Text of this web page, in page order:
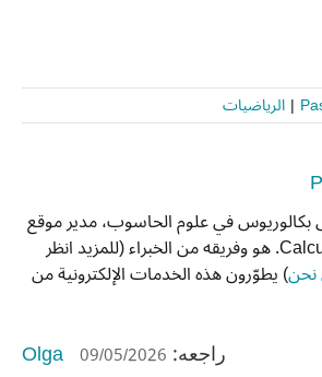
| الرياضيات
في علوم الحاسوب، مدير موقع
CalcuLife.com. هو وفريقه من الخبراء (للمزيد انظر
) يطوّرون هذه الخدمات الإلكترونية من
راجعه: Olga 09/05/2026